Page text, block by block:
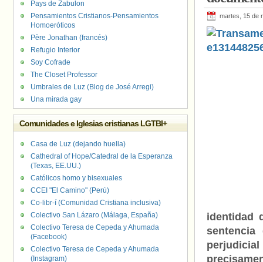
martes, 15 de
identidad
sentencia
Pays de Zabulon
Pensamientos Cristianos-Pensamientos
Homoeróticos
Père Jonathan (francés)
Refugio Interior
Soy Cofrade
The Closet Professor
Umbrales de Luz (Blog de José Arregi)
Una mirada gay
Comunidades e Iglesias cristianas LGTBI+
Casa de Luz (dejando huella)
Cathedral of Hope/Catedral de la Esperanza
(Texas, EE.UU.)
Católicos homo y bisexuales
CCEI "El Camino" (Perú)
Co-libr-í (Comunidad Cristiana inclusiva)
Colectivo San Lázaro (Málaga, España)
Colectivo Teresa de Cepeda y Ahumada
(Facebook)
Colectivo Teresa de Cepeda y Ahumada
(Instagram)